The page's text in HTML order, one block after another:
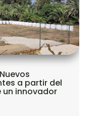
a partir del
un innovador